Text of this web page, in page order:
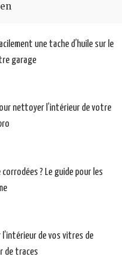
une tache d’huile sur le
garage
nettoyer l’intérieur de votre
? Le guide pour les
de vos vitres de
de traces